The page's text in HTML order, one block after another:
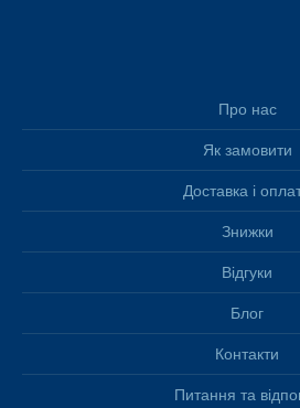
Про нас
Як замовити
Доставка і
Знижки
Відгуки
Блог
Контакти
Питання та